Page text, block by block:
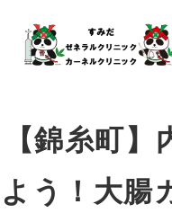
【錦糸町
よう！大腸